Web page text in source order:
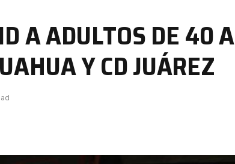
A ADULTOS DE 40
Y CD JUÁREZ